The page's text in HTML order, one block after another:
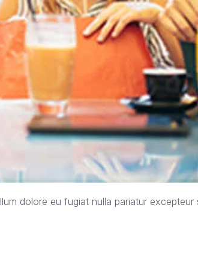
dolore eu fugiat nulla pariatur excepteur